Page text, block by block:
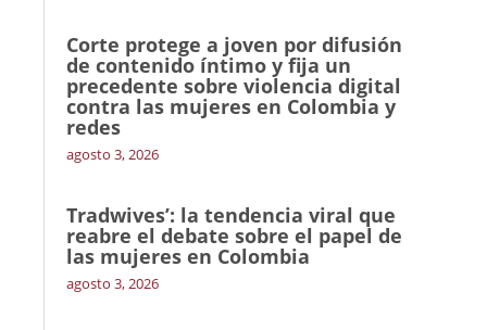
Corte protege a joven por difusión
de contenido íntimo y fija un
precedente sobre violencia digital
contra las mujeres en Colombia y
redes
agosto 3, 2026
Tradwives’: la tendencia viral que
reabre el debate sobre el papel de
las mujeres en Colombia
agosto 3, 2026